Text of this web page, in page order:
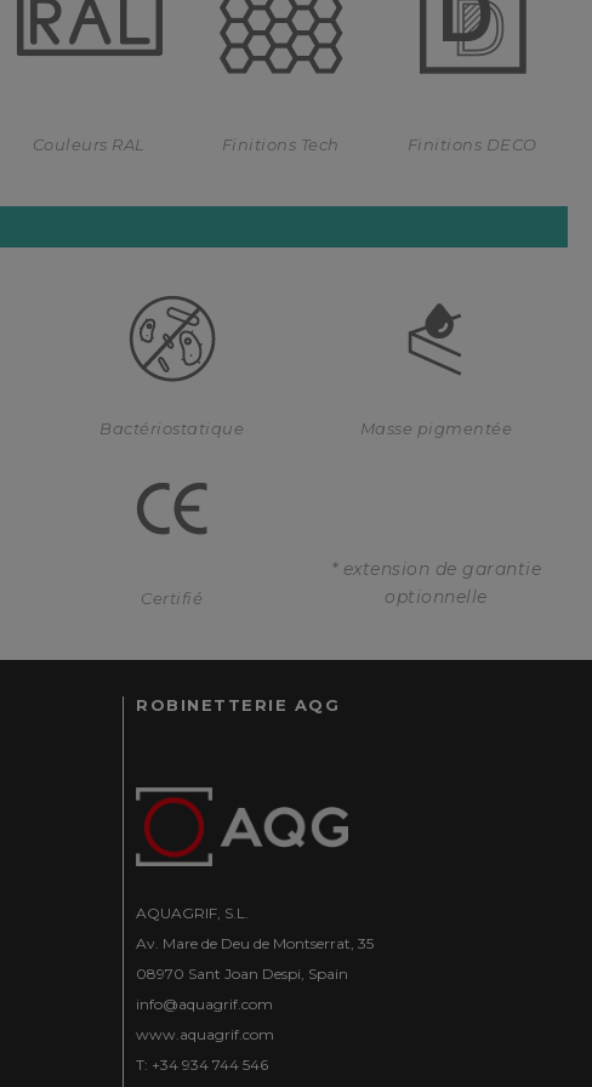
Couleurs RAL Finitions Tech Finitions DECO
Bactériostatique
Certifié
Masse pigmentée
* extension de garantie
optionnelle
ROBINETTERIE AQG
AQUAGRIF, S.L.
Av. Mare de Deu de Montserrat, 35
08970 Sant Joan Despi, Spain
info@aquagrif.com
www.aquagrif.com
T: +34 934 744 546